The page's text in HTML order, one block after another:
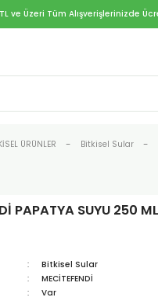
ve Üzeri Tüm Alışverişlerinizde
Geri Dön
Geri Dön
Geri Dön
Geri Dön
Geri Dön
ÜRÜNLER Bitkisel Sular
PAPATYA SUYU 250 ML
Bitkisel Sular
MECİTEFENDİ
Var